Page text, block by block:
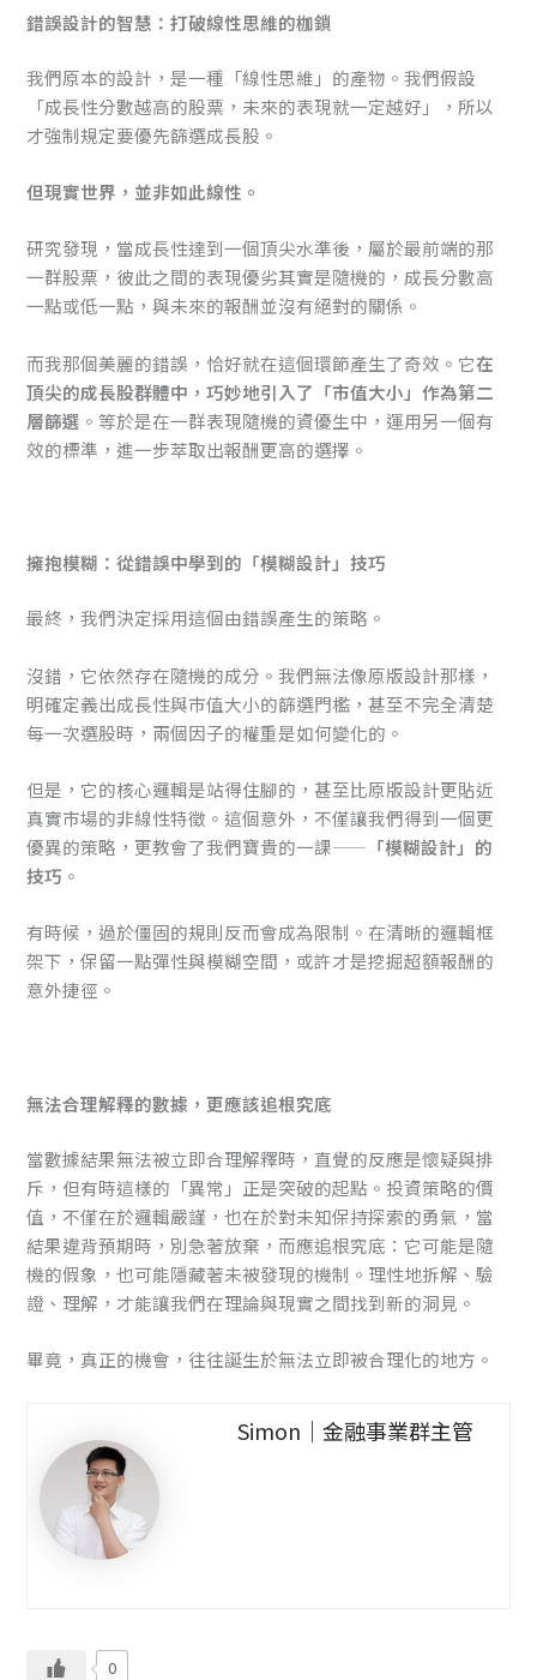
錯誤設計的智慧：打破線性思維的枷鎖
我們原本的設計，是一種「線性思維」的產物。我們假設
「成長性分數越高的股票，未來的表現就一定越好」，所以
才強制規定要優先篩選成長股。
但現實世界，並非如此線性。
研究發現，當成長性達到一個頂尖水準後，屬於最前端的那
一群股票，彼此之間的表現優劣其實是隨機的，成長分數高
一點或低一點，與未來的報酬並沒有絕對的關係。
而我那個美麗的錯誤，恰好就在這個環節產生了奇效。它在
頂尖的成長股群體中，巧妙地引入了「市值大小」作為第二
層篩選 。等於是在一群表現隨機的資優生中，運用另一個有
效的標準，進一步萃取出報酬更高的選擇。
擁抱模糊：從錯誤中學到的「模糊設計」技巧
最終，我們決定採用這個由錯誤產生的策略。
沒錯，它依然存在隨機的成分。我們無法像原版設計那樣，
明確定義出成長性與市值大小的篩選門檻，甚至不完全清楚
每一次選股時，兩個因子的權重是如何變化的。
但是，它的核心邏輯是站得住腳的，甚至比原版設計更貼近
真實市場的非線性特徵。這個意外，不僅讓我們得到一個更
優異的策略，更教會了我們寶貴的一課—— 「模糊設計」的
技巧 。
有時候，過於僵固的規則反而會成為限制。在清晰的邏輯框
架下，保留一點彈性與模糊空間，或許才是挖掘超額報酬的
意外捷徑。
無法合理解釋的數據，更應該追根究底
當數據結果無法被立即合理解釋時，直覺的反應是懷疑與排
斥，但有時這樣的「異常」正是突破的起點。投資策略的價
值，不僅在於邏輯嚴謹，也在於對未知保持探索的勇氣，當
結果違背預期時，別急著放棄，而應追根究底：它可能是隨
機的假象，也可能隱藏著未被發現的機制。理性地拆解、驗
證、理解，才能讓我們在理論與現實之間找到新的洞見。
畢竟，真正的機會，往往誕生於無法立即被合理化的地方。
Simon｜金融事業群主管
0